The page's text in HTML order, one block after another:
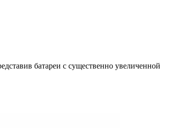
батареи с существенно увеличенной